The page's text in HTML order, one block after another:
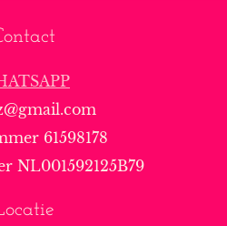
61598178
NL001592125B79